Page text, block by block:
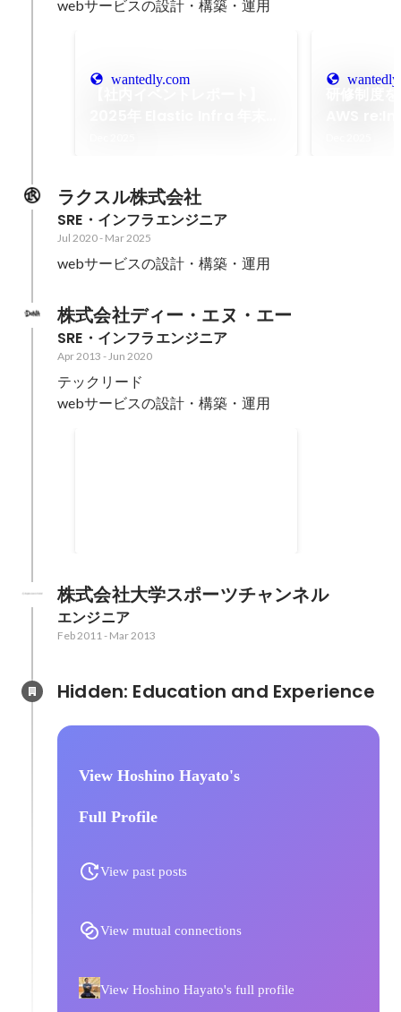
webサービスの設計・構築・運用
wantedly.com
ラクスル株式会社
SRE・インフラエンジニア
Jul 2020- Mar 2025
webサービスの設計・構築・運用
株式会社ディー・エヌ・エー
SRE・インフラエンジニア
Apr 2013 - Jun 2020
テックリード
webサービスの設計・構築・運用
株式会社大学スポーツチャンネル
エンジニア
Feb 2011 - Mar 2013
View Hoshino Hayato's
Full Profile
View past posts
View mutual connections
View Hoshino Hayato's full profile